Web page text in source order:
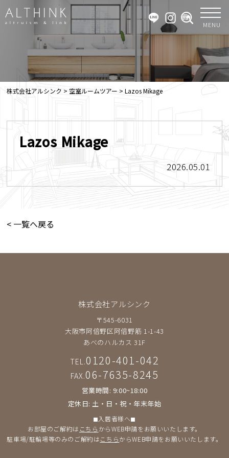
MENU
株式会社アルシンク > 空室ルームツアー >Lazos Mikage
Lazos Mikage
2026.05.01
< 一覧へ戻る
株式会社アルシンク
〒545-6031
大阪市阿倍野区阿倍野筋 1-1-43
あべのハルカス 31F
TEL.0120-401-042
FAX.06-7635-8245
営業時間: 9:00~18:00
定休日: 土・日・祝・年末年始
◼︎入居者様へ◼︎
お部屋のご解約は こちら からWEB申請をお願いいたします。
駐車場/駐輪場等のみのご解約はこちらからWEB申請をお願いいたします。